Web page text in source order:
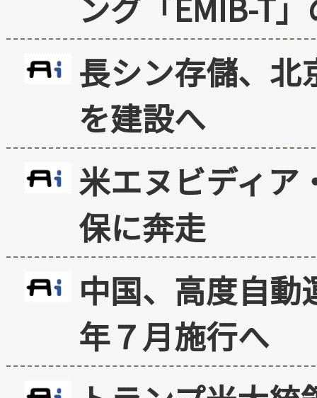
長シン存儲、北
を建設へ
米エヌビディア
保に奔走
中国、高度自
年７月施行へ